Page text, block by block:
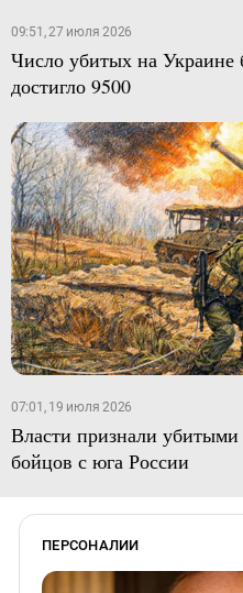
09:51, 27 июля 2026
Число убитых на Украине
достигло 9500
07:01, 19 июля 2026
Власти признали
бойцов с юга России
ПЕРСОНАЛИИ